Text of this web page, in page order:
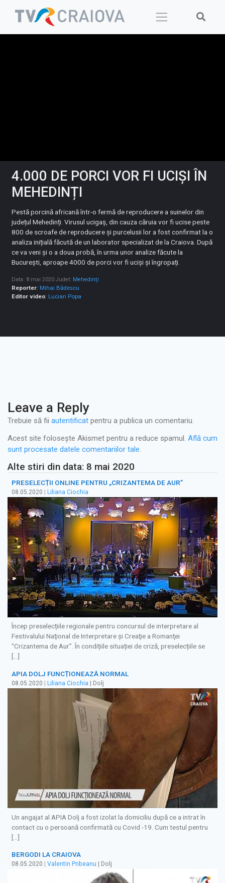
4.000 DE PORCI VOR FI UCIȘI ÎN
MEHEDINȚI
Pestă porcină africană într-o fermă de reproducere a suinelor din
județul Mehedinți. Virusul ucigaș, din cauza căruia vor fi ucise peste
800 de scroafe de reproducere și purcelusii lor a fost confirmat la o
analiza inițială făcută de un laborator specializat de la Craiova. După
ce va veni și o a doua probă, în urma unor analize făcute la
București, aproape 4000 de porci vor fi uciși și îngropați.
Data: 8 mai 2020 Judet: Mehedinți
Reporter: Mihai Bădescu
Editor video: Lucian Popa
Leave a Reply
Trebuie să fii autentificat pentru a publica un comentariu.
Acest site folosește Akismet pentru a reduce spamul. Află cum
sunt procesate datele comentariilor tale.
Alte stiri din data: 8 mai 2020
PRESELECȚII ONLINE PENTRU „CRIZANTEMA DE AUR”
08.05.2020 Liliana Ciochia
Încep preselecțiile regionale pentru concursul de interpretare al
Festivalului Naţional de Interpretare şi Creaţie a Romanţei
“Crizantema de Aur”. În condițiile situației de criză, preselecțiile se
[…]
APIA DOLJ FUNCȚIONEAZĂ NORMAL
08.05.2020 | Liliana Ciochia | Dolj
Un angajat al APIA Dolj a fost izolat la domiciliu după ce a intrat în
contact cu o persoană confirmată cu Covid -19. Cum testul pentru
[…]
BERGODI LA CRAIOVA
08.05.2020 Valentin Pribeanu | Dolj